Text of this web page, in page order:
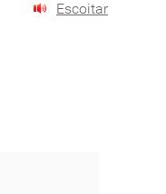
Escoitar